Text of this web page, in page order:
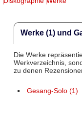
Werke (1) und
Die Werke
Werkverzeichnis,
zu denen
Gesang-Solo (1)